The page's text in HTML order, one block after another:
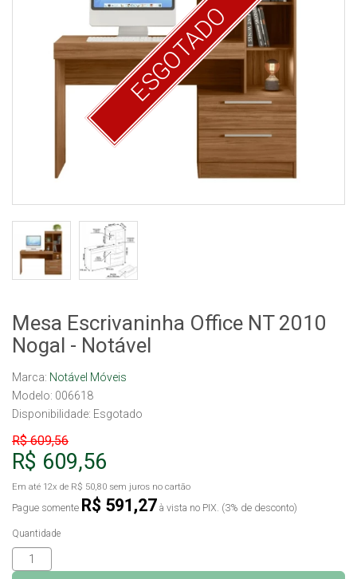
ESGOTADO
Mesa Escrivaninha Office NT 2010
Nogal - Notável
Marca: Notável Móveis
Modelo: 006618
Disponibilidade: Esgotado
R$ 609,56
R$ 609,56
Em até 12x de R$ 50,80 sem juros no cartão
Pague somente R$ 591,27 à vista no PIX. (3% de desconto)
Quantidade